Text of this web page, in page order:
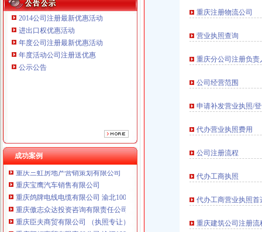
本站导航
2014公司注册最新优惠活动
进出口权优惠活动
年度公司注册最新优惠活动
年度活动公司注册送优惠
公示公告
成功案例
重庆鸽牌电线电缆有限公司 渝北10010万 (进出口权)
重庆傲志众达投资咨询有限责任公司 渝九1000万 （增资）
重庆海谛升进出口贸易有限公司 渝北100万 （进出口权）
重庆奕欣锦诚商贸有限公司 渝九50万 （工商注册）
重庆信同广告有限公司 渝沙50万 （工商注册）
重庆三虹房地产营销策划有限公司
重庆宝鹰汽车销售有限公司
重庆鸽牌电线电缆有限公司 渝北10010万 (进出口权)
重庆傲志众达投资咨询有限责任公司 渝九1000万 （增资）
重庆臣夫商贸有限公司 （执照专让）
重庆卿倾商贸有限责任公司 渝江100万 （工商注册）
重庆注册物流公司
营业执照查询
重庆分公司注册负责
公司经营范围
申请补发营业执照/
代办营业执照费用
公司注册流程
代办工商执照
代办工商营业执照
重庆建筑公司注册流